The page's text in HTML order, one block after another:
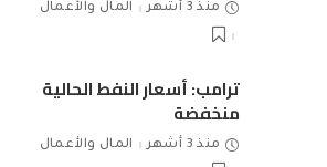
منذ 3 أشهر المال والأعمال
ترامب: أسعار النفط الحالية
منخفضة
منذ 3 أشهر المال والأعمال